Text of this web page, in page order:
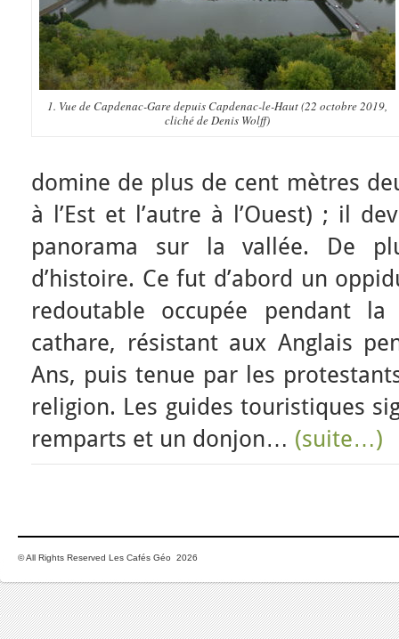
1. Vue de Capdenac-Gare depuis Capdenac-le-Haut (22 octobre 2019,
cliché de Denis Wolff)
domine de plus de cent mètres
à l’Est et l’autre à l’Ouest) ; il
panorama sur la vallée. De
d’histoire. Ce fut d’abord un
redoutable occupée pendant
cathare, résistant aux Anglais
Ans, puis tenue par les
religion. Les guides touristiques
remparts et un donjon… (suite…)
© All Rights Reserved Les Cafés Géo 2026